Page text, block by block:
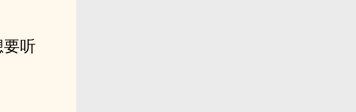
听